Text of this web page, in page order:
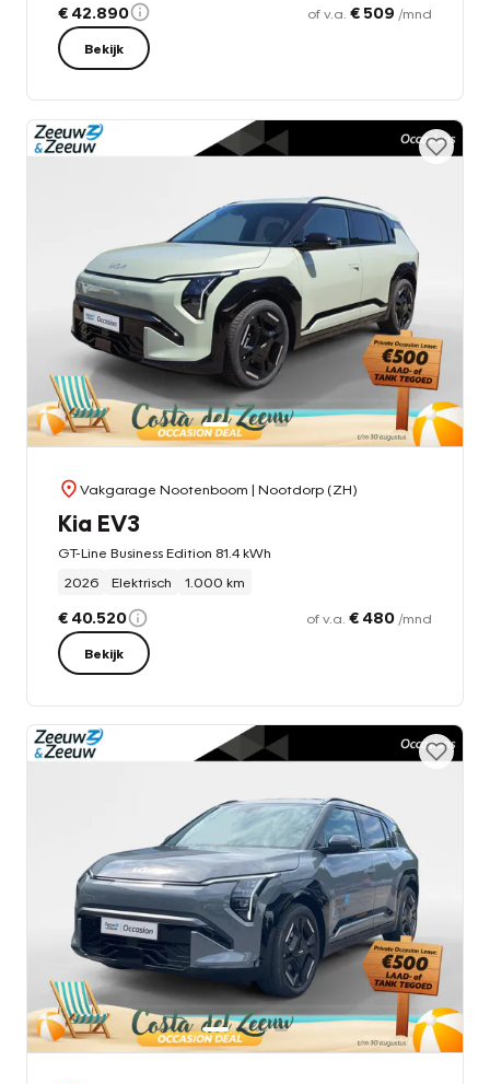
€ 42.890 of v.a. € 509 /mnd
Bekijk
Vakgarage Nootenboom | Nootdorp (ZH)
Kia EV3
GT-Line Business Edition 81.4 kWh
2026
Elektrisch 1.000 km
€ 40.520 of v.a. € 480 /mnd
Bekijk